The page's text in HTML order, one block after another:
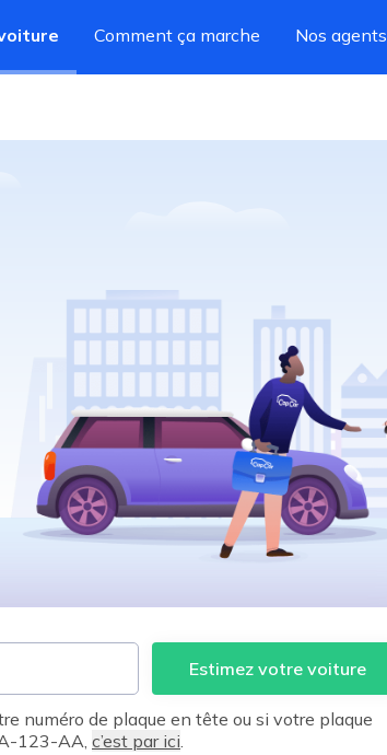
Comment ça marche Nos agents
Estimez votre voiture
numéro de plaque en tête ou si votre plaque
123-AA, c’est par ici.